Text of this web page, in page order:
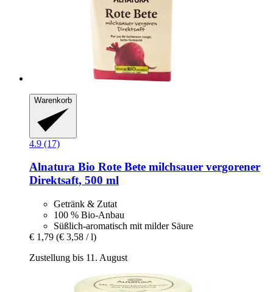
Warenkorb
4.9 (17)
Alnatura Bio Rote Bete milchsauer vergorener
Direktsaft, 500 ml
Getränk & Zutat
100 % Bio-Anbau
Süßlich-aromatisch mit milder Säure
€ 1,79 (€ 3,58 / l)
Zustellung bis 11. August